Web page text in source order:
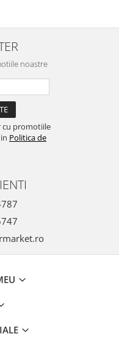
noastre
cu promotiile
Politica de